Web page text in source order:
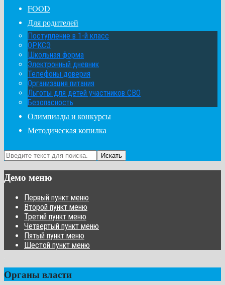
FOOD
Для родителей
Поступление в 1-й класс
ОРКСЭ
Школьная форма
Электронный дневник
Телефоны доверия
Организация питания
Льготы для детей участников СВО
Безопасность
Олимпиады и конкурсы
Методическая копилка
Искать
Демо меню
Первый пункт меню
Второй пункт меню
Третий пункт меню
Четвертый пункт меню
Пятый пункт меню
Шестой пункт меню
Органы власти